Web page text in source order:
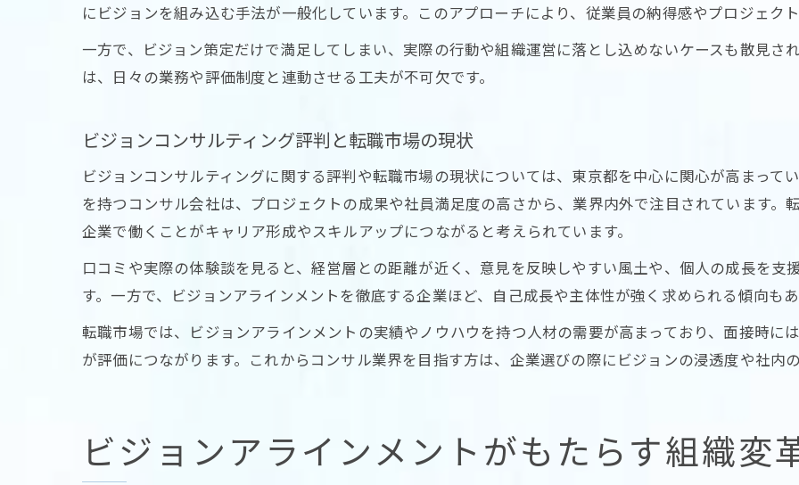
にビジョンを組み込む手法が一般化しています。このアプローチにより、従業員の納得感やプロジェク
一方で、ビジョン策定だけで満足してしまい、実際の行動や組織運営に落とし込めないケースも散見さ
は、日々の業務や評価制度と連動させる工夫が不可欠です。
ビジョンコンサルティング評判と転職市場の現状
ビジョンコンサルティングに関する評判や転職市場の現状については、東京都を中心に関心が高まって
を持つコンサル会社は、プロジェクトの成果や社員満足度の高さから、業界内外で注目されています。
企業で働くことがキャリア形成やスキルアップにつながると考えられています。
口コミや実際の体験談を見ると、経営層との距離が近く、意見を反映しやすい風土や、個人の成長を支
す。一方で、ビジョンアラインメントを徹底する企業ほど、自己成長や主体性が強く求められる傾向も
転職市場では、ビジョンアラインメントの実績やノウハウを持つ人材の需要が高まっており、面接時に
が評価につながります。これからコンサル業界を目指す方は、企業選びの際にビジョンの浸透度や社内
ビジョンアラインメントがもたらす組織変